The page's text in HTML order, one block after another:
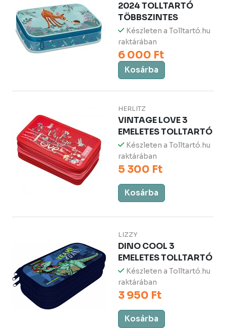
2024 TOLLTARTÓ
TÖBBSZINTES
Készleten a Tolltartó.hu
raktárában
6 000 Ft
Kosárba
HERLITZ
VINTAGE LOVE 3
EMELETES TOLLTARTÓ
Készleten a Tolltartó.hu
raktárában
5 300 Ft
Kosárba
LIZZY
DINO COOL 3
EMELETES TOLLTARTÓ
Készleten a Tolltartó.hu
raktárában
3 950 Ft
Kosárba